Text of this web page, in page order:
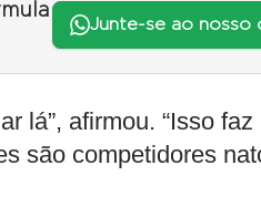
Junte-se ao nosso
lá”, afirmou. “Isso faz
são competidores